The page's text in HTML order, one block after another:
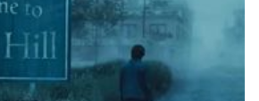
Zusammenarbeit
Kontakt